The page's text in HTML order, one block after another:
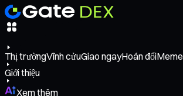
Thị trườngVĩnh cửuGiao ngayHoán đổiMeme
Giới thiệu
Xem thêm